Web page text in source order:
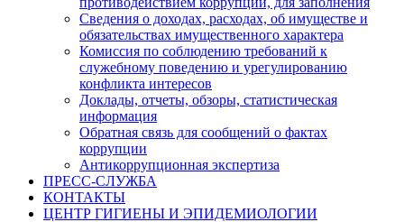
Сведения о доходах, расходах, об имуществе и
обязательствах имущественного характера
Комиссия по соблюдению требований к
служебному поведению и урегулированию
конфликта интересов
Доклады, отчеты, обзоры, статистическая
информация
Обратная связь для сообщений о фактах
коррупции
Антикоррупционная экспертиза
ПРЕСС-СЛУЖБА
КОНТАКТЫ
ЦЕНТР ГИГИЕНЫ И ЭПИДЕМИОЛОГИИ